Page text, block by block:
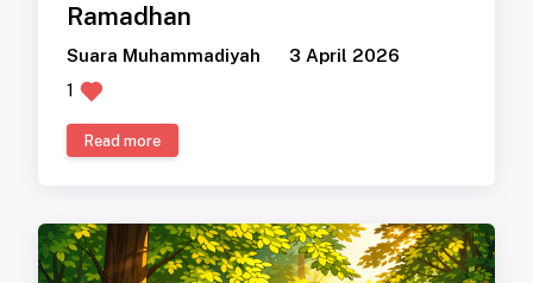
Ramadhan
Suara Muhammadiyah
3 April 2026
1
Read more